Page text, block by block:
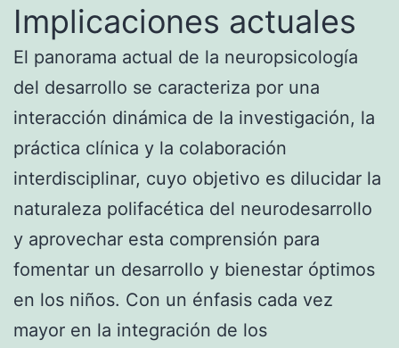
Implicaciones actuales
El panorama actual de la neuropsicología
del desarrollo se caracteriza por una
interacción dinámica de la investigación, la
práctica clínica y la colaboración
interdisciplinar, cuyo objetivo es dilucidar la
naturaleza polifacética del neurodesarrollo
y aprovechar esta comprensión para
fomentar un desarrollo y bienestar óptimos
en los niños. Con un énfasis cada vez
mayor en la integración de los